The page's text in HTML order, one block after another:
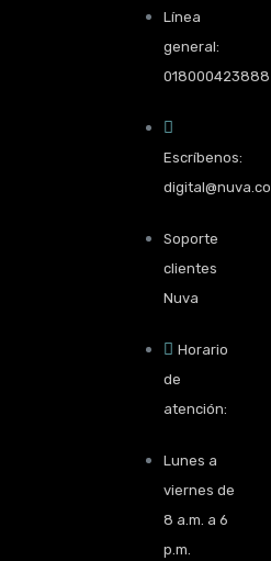
Línea
general:
018000423888
Escríbenos:
digital@nuva.co
Soporte
clientes
Nuva
Horario
de
atención:
Lunes a
viernes de
8 a.m. a 6
p.m.